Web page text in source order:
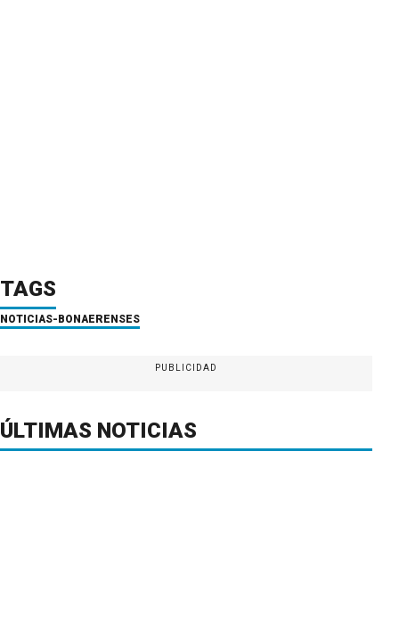
TAGS
NOTICIAS-BONAERENSES
PUBLICIDAD
ÚLTIMAS NOTICIAS